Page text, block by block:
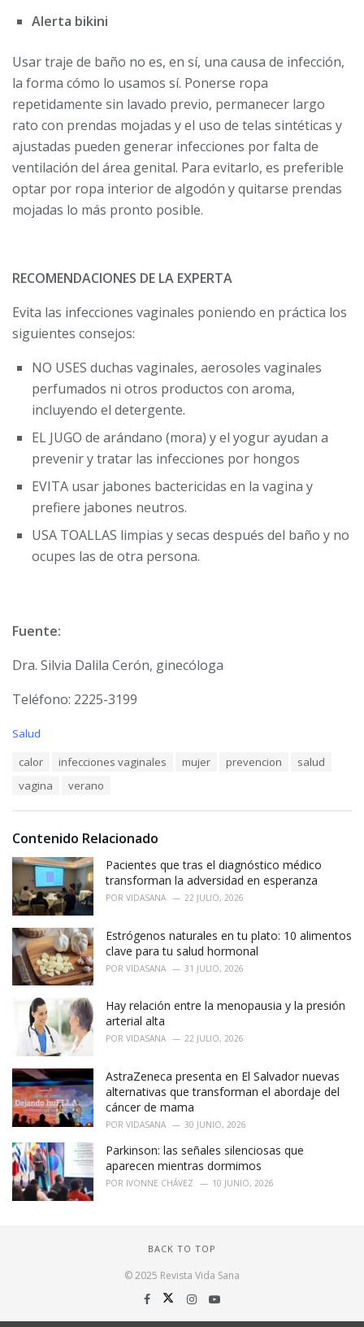
Alerta bikini
Usar traje de baño no es, en sí, una causa de infección,
la forma cómo lo usamos sí. Ponerse ropa
repetidamente sin lavado previo, permanecer largo
rato con prendas mojadas y el uso de telas sintéticas y
ajustadas pueden generar infecciones por falta de
ventilación del área genital. Para evitarlo, es preferible
optar por ropa interior de algodón y quitarse prendas
mojadas lo más pronto posible.
RECOMENDACIONES DE LA EXPERTA
Evita las infecciones vaginales poniendo en práctica los
siguientes consejos:
NO USES duchas vaginales, aerosoles vaginales
perfumados ni otros productos con aroma,
incluyendo el detergente.
EL JUGO de arándano (mora) y el yogur ayudan a
prevenir y tratar las infecciones por hongos
EVITA usar jabones bactericidas en la vagina y
prefiere jabones neutros.
USA TOALLAS limpias y secas después del baño y no
ocupes las de otra persona.
Fuente:
Dra. Silvia Dalila Cerón, ginecóloga
Teléfono: 2225-3199
C
i
s
Salud
calor infecciones vaginales mujer prevencion
salud
vagina
verano
Contenido Relacionado
Pacientes que tras el diagnóstico médico
transforman la adversidad en esperanza
POR VIDASANA 22 JULIO, 2026
Estrógenos naturales en tu plato: 10 alimentos
clave para tu salud hormonal
POR VIDASANA 31 JULIO, 2026
Hay relación entre la menopausia y la presión
arterial alta
POR VIDASANA 22 JULIO, 2026
AstraZeneca presenta en El Salvador nuevas
alternativas que transforman el abordaje del
cáncer de mama
POR VIDASANA 30 JUNIO, 2026
Parkinson: las señales silenciosas que
aparecen mientras dormimos
POR IVONNE CHÁVEZ 10 JUNIO, 2026
BACK TO TOP
© 2025 Revista Vida Sana